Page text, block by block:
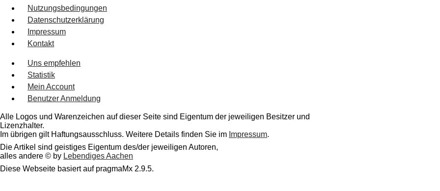
Nutzungsbedingungen
Datenschutzerklärung
Impressum
Kontakt
Uns empfehlen
Statistik
Mein Account
Benutzer Anmeldung
Alle Logos und Warenzeichen auf dieser Seite sind Eigentum der jeweiligen Besitzer und
Lizenzhalter.
Im übrigen gilt Haftungsausschluss. Weitere Details finden Sie im Impressum.
Die Artikel sind geistiges Eigentum des/der jeweiligen Autoren,
alles andere © by Lebendiges Aachen
Diese Webseite basiert auf pragmaMx 2.9.5.